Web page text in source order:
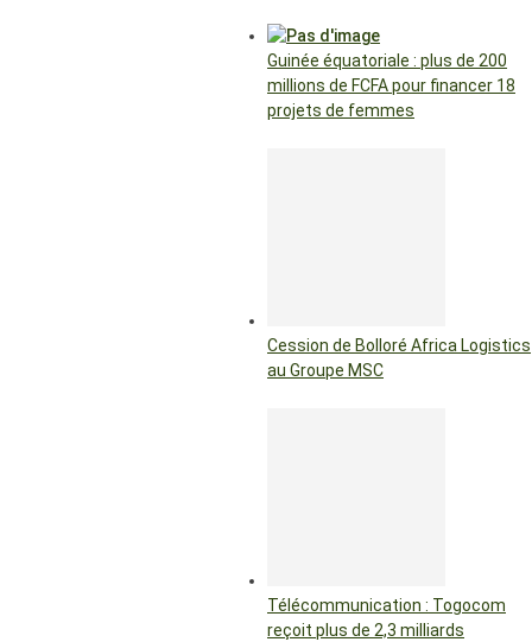
Guinée équatoriale : plus de 200
millions de FCFA pour financer 18
projets de femmes
Cession de Bolloré Africa Logistics
au Groupe MSC
Télécommunication : Togocom
reçoit plus de 2,3 milliards